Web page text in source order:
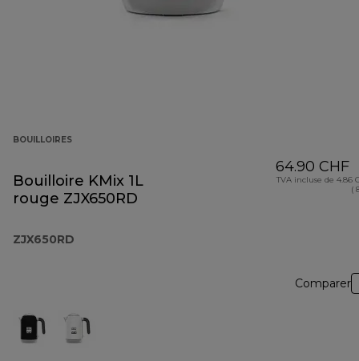
BOUILLOIRES
Bouilloire KMix 1L
rouge ZJX650RD
ZJX650RD
64.90 CHF
TVA incluse de 4.86
(
Comparer